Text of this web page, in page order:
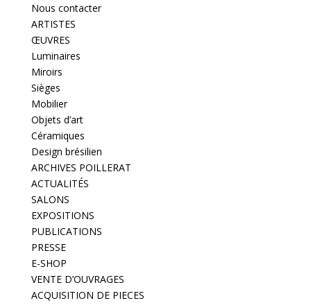
Nous contacter
ARTISTES
ŒUVRES
Luminaires
Miroirs
Sièges
Mobilier
Objets d’art
Céramiques
Design brésilien
ARCHIVES POILLERAT
ACTUALITÉS
SALONS
EXPOSITIONS
PUBLICATIONS
PRESSE
E-SHOP
VENTE D’OUVRAGES
ACQUISITION DE PIECES